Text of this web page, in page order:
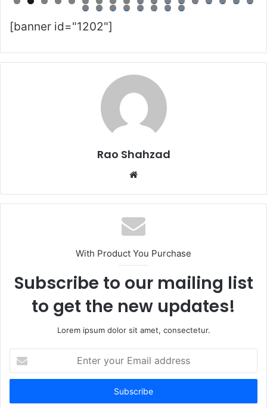
0 1 2 3 4 5 6 7 8
9 0 1 2 3 4 5 6
[banner id="1202"]
Rao Shahzad
Website
With Product You Purchase
Subscribe to our mailing list
to get the new updates!
Lorem ipsum dolor sit amet, consectetur.
your
Email